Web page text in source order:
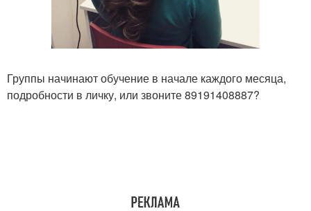
Группы начинают обучение в начале каждого месяца,
подробности в личку, или звоните 89191408887?